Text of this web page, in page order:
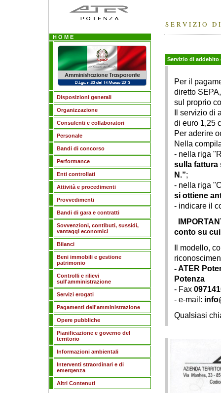
H O M E
Disposizioni generali
Organizzazione
Consulenti e collaboratori
Personale
Bandi di concorso
Performance
Enti controllati
Attività e procedimenti
Provvedimenti
Bandi di gara e contratti
Sovvenzioni, contibuti, sussidi,
vantaggi economici
Bilanci
Beni immobili e gestione
patrimonio
Controlli e rilievi
sull'amministrazione
Servizi erogati
Pagamenti dell'amministrazione
Opere pubbliche
Pianificazione e governo del
territorio
Informazioni ambientali
Interventi straordinari e di
emergenza
Altri Contenuti
SERVIZIO
Servizio di addebito
Per il
diretto
sul proprio
Il servizio di
di euro 1,25
Per aderire
Nella
- nella riga
sulla fattura
N.”;
- nella riga
si ottiene
- indicare il
conto su
Il modello,
- ATER
Potenza
- Fax
- e-mail:
Qualsiasi